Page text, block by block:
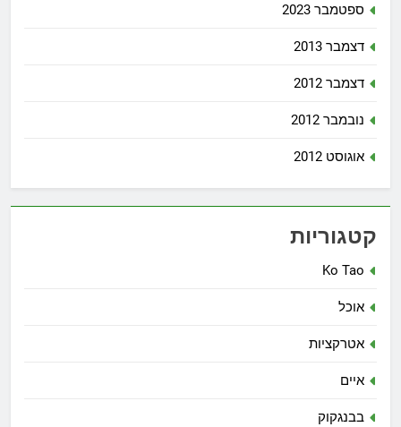
ספטמבר 2023
דצמבר 2013
דצמבר 2012
נובמבר 2012
אוגוסט 2012
קטגוריות
Ko Tao
אוכל
אטרקציות
איים
בבנגקוק